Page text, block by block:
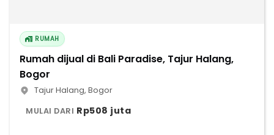
RUMAH
Rumah dijual di Bali Paradise, Tajur Halang,
Bogor
Tajur Halang, Bogor
MULAI DARI Rp508 juta